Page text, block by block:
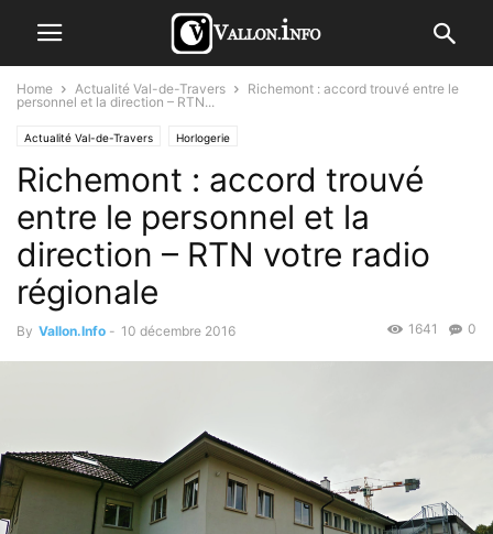
Home Actualité Val-de-Travers
Richemont : accord trouvé entre le
personnel et la direction – RTN...
Actualité Val-de-Travers Horlogerie
Richemont : accord trouvé
entre le personnel et la
direction – RTN votre radio
régionale
By Vallon.Info - 10 décembre 2016 0
1641